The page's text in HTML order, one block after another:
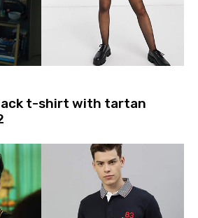
t-shirt with tartan